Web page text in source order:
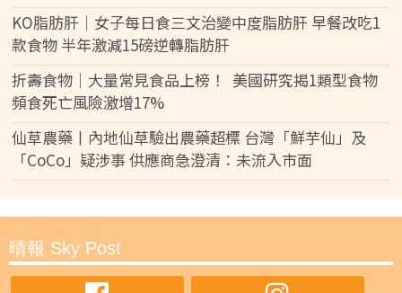
KO脂肪肝｜女子每日食三文治變中度脂肪肝 早餐改吃1
款食物 半年激減15磅逆轉脂肪肝
折壽食物｜大量常見食品上榜！ 美國研究揭1類型食物
頻食死亡風險激增17%
仙草農藥丨內地仙草驗出農藥超標 台灣「鮮芋仙」及
「CoCo」疑涉事 供應商急澄清：未流入市面
晴報 Sky Post